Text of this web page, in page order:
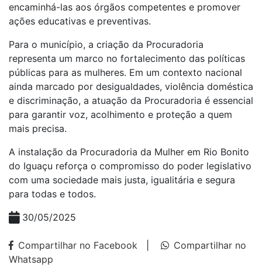
encaminhá-las aos órgãos competentes e promover
ações educativas e preventivas.
Para o município, a criação da Procuradoria
representa um marco no fortalecimento das políticas
públicas para as mulheres. Em um contexto nacional
ainda marcado por desigualdades, violência doméstica
e discriminação, a atuação da Procuradoria é essencial
para garantir voz, acolhimento e proteção a quem
mais precisa.
A instalação da Procuradoria da Mulher em Rio Bonito
do Iguaçu reforça o compromisso do poder legislativo
com uma sociedade mais justa, igualitária e segura
para todas e todos.
30/05/2025
Compartilhar no Facebook
Compartilhar no
Whatsapp